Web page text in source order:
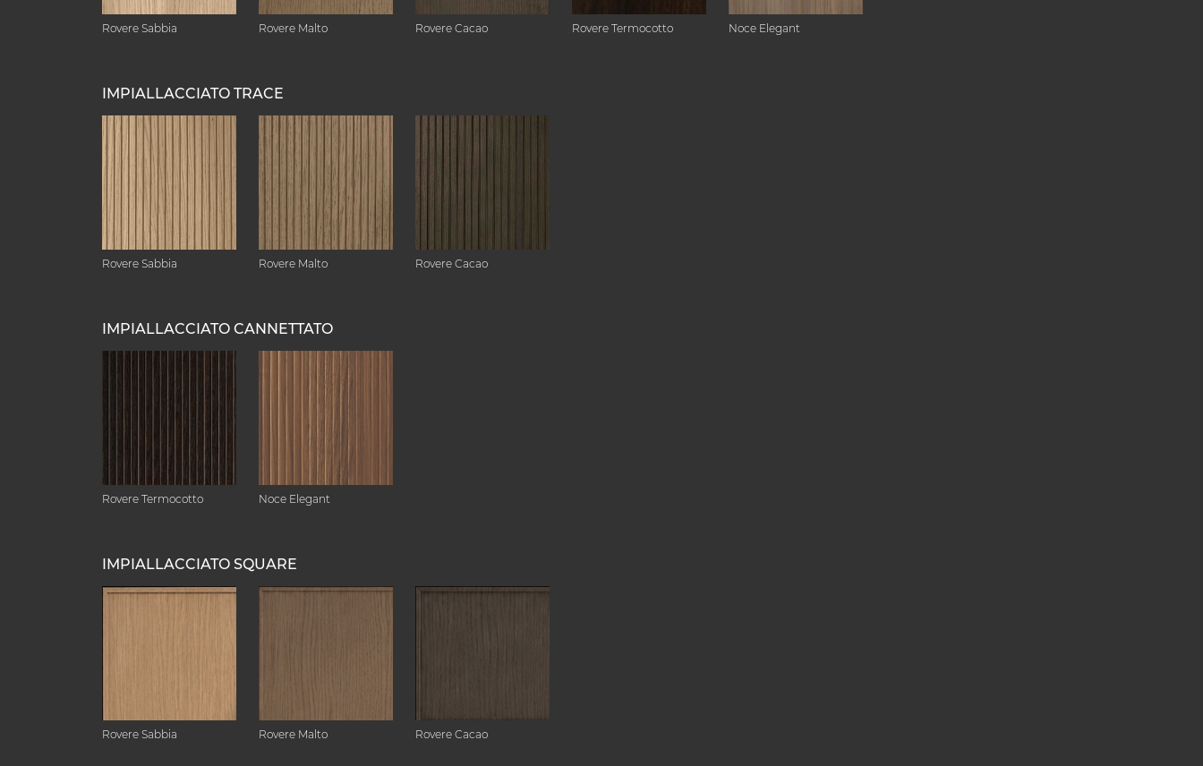
Rovere Sabbia Rovere Malto Rovere Cacao Rovere Termocotto Noce Elegant
IMPIALLACCIATO TRACE
Rovere Sabbia Rovere Malto Rovere Cacao
IMPIALLACCIATO CANNETTATO
Rovere Termocotto Noce Elegant
IMPIALLACCIATO SQUARE
Rovere Sabbia Rovere Malto Rovere Cacao